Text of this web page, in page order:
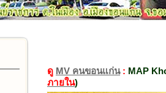
ดู MV คนขอนแก่น: MAP
ภายใน)